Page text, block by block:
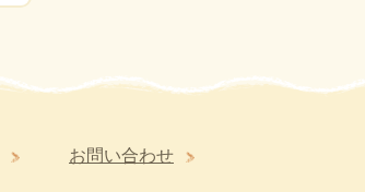
お問い合わせ